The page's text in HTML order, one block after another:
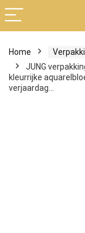
Home
JUNG
kleurrijke
verjaardag…